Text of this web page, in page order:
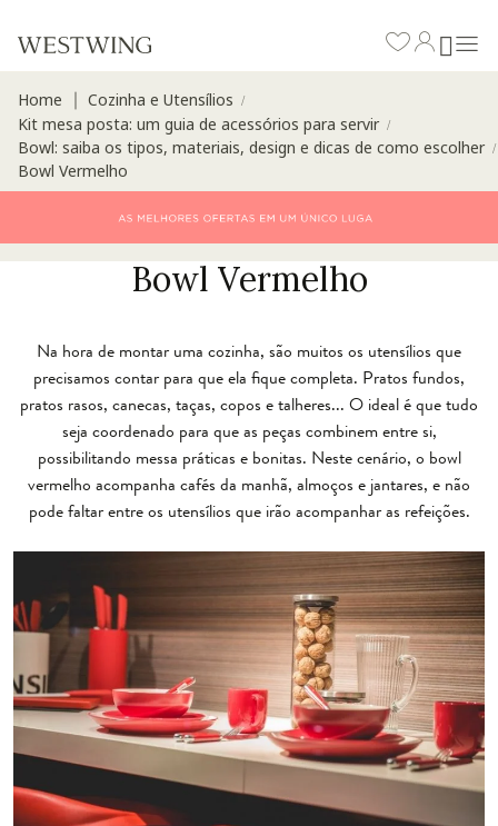
Home Cozinha e Utensílios /
Kit mesa posta: um guia de acessórios para servir /
Bowl: saiba os tipos, materiais, design e dicas de como escolher /
Bowl Vermelho
Bowl Vermelho
Na hora de montar uma cozinha, são muitos os utensílios que
precisamos contar para que ela fique completa. Pratos fundos,
pratos rasos, canecas, taças, copos e talheres... O ideal é que tudo
seja coordenado para que as peças combinem entre si,
possibilitando messa práticas e bonitas. Neste cenário, o bowl
vermelho acompanha cafés da manhã, almoços e jantares, e não
pode faltar entre os utensílios que irão acompanhar as refeições.